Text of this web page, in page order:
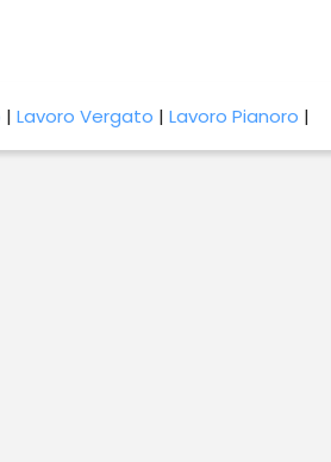
| Lavoro Vergato | Lavoro Pianoro |